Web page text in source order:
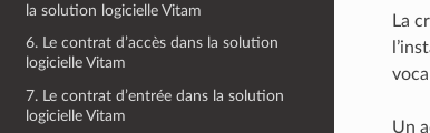
la solution logicielle Vitam
6. Le contrat d’accès dans la solution
logicielle Vitam
7. Le contrat d’entrée dans la solution
logicielle Vitam
La
Un